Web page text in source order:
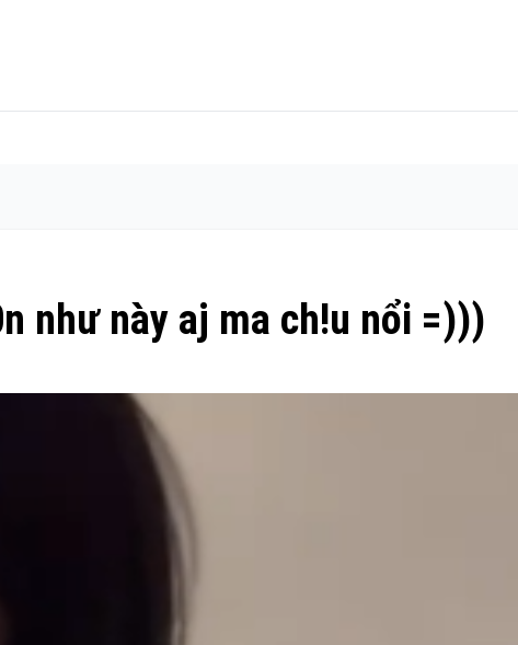
như này aj ma ch!u nổi =)))